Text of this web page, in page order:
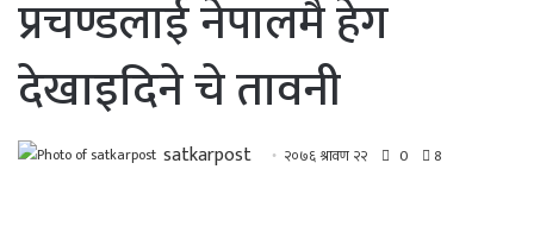
प्रचण्डलाई नेपालमै हेग
देखाइदिने चे तावनी
satkarpost २०७६ श्रावण २२ 0 8